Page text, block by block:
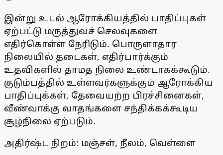
இன்று உடல் ஆரோக்கியத்தில் பாதிப்புகள்
ஏற்பட்டு மருத்துவச் செலவுகளை
எதிர்கொள்ள நேரிடும். பொருளாதார
நிலையில் தடைகள், எதிர்பார்க்கும்
உதவிகளில் தாமத நிலை உண்டாகக்கூடும்.
குடும்பத்தில் உள்ளவர்களுக்கும் ஆரோக்கிய
பாதிப்புக்கள், தேவையற்ற பிரச்சினைகள்,
வீண்வாக்கு வாதங்களை சந்திக்கக்கூடிய
சூழ்நிலை ஏற்படும்.
அதிர்ஷ்ட நிறம்: மஞ்சள், நீலம், வெள்ளை